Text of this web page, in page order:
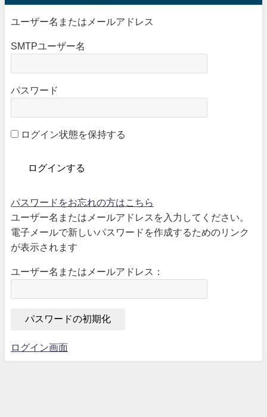
ユーザー名またはメールアドレス
SMTPユーザー名
パスワード
ログイン状態を保持する
パスワードをお忘れの方はこちら
ユーザー名またはメールアドレスを入力してください。
電子メールで新しいパスワードを作成するためのリンク
が表示されます
ユーザー名またはメールアドレス：
ログイン画面